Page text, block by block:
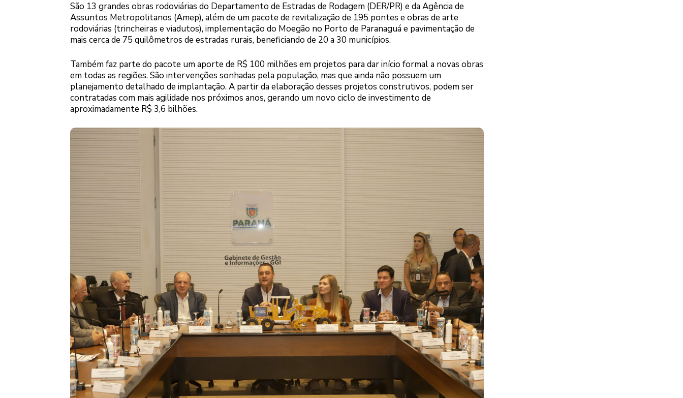
São 13 grandes obras rodoviárias do Departamento de Estradas de Rodagem (DER/PR) e da Agência de
Assuntos Metropolitanos (Amep), além de um pacote de revitalização de 195 pontes e obras de arte
rodoviárias (trincheiras e viadutos), implementação do Moegão no Porto de Paranaguá e pavimentação de
mais cerca de 75 quilômetros de estradas rurais, beneficiando de 20 a 30 municípios.
Também faz parte do pacote um aporte de R$ 100 milhões em projetos para dar início formal a novas obras
em todas as regiões. São intervenções sonhadas pela população, mas que ainda não possuem um
planejamento detalhado de implantação. A partir da elaboração desses projetos construtivos, podem ser
contratadas com mais agilidade nos próximos anos, gerando um novo ciclo de investimento de
aproximadamente R$ 3,6 bilhões.